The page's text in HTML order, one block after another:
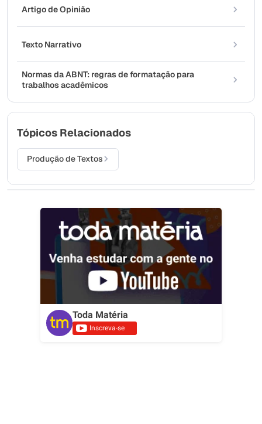
Artigo de Opinião
Texto Narrativo
Normas da ABNT: regras de formatação para
trabalhos acadêmicos
Tópicos Relacionados
Produção de Textos
Toda Matéria
Inscreva-se